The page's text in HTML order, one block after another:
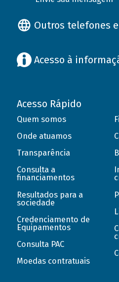
Outros telefones
Acesso à
Acesso Rápido
Quem somos
Onde atuamos
Transparência
Consulta a
financiamentos
Resultados para a
sociedade
Credenciamento de
Equipamentos
Consulta PAC
Moedas contratuais